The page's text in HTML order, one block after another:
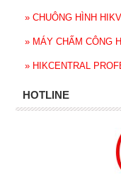
» CHUÔNG HÌNH
» MÁY CHẤM CÔNG
» HIKCENTRAL
HOTLINE